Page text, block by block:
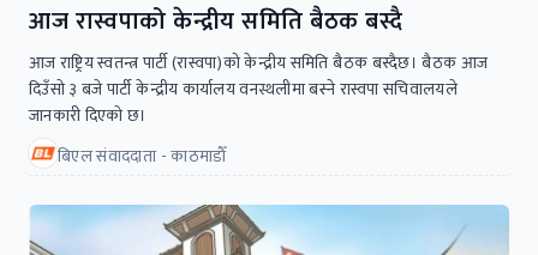
आज रास्वपाको केन्द्रीय समिति बैठक बस्दै
आज राष्ट्रिय स्वतन्त्र पार्टी (रास्वपा)को केन्द्रीय समिति बैठक बस्दैछ। बैठक आज
दिउँसो ३ बजे पार्टी केन्द्रीय कार्यालय वनस्थलीमा बस्ने रास्वपा सचिवालयले
जानकारी दिएकाे छ।
बिएल संवाददाता - काठमाडाैँ